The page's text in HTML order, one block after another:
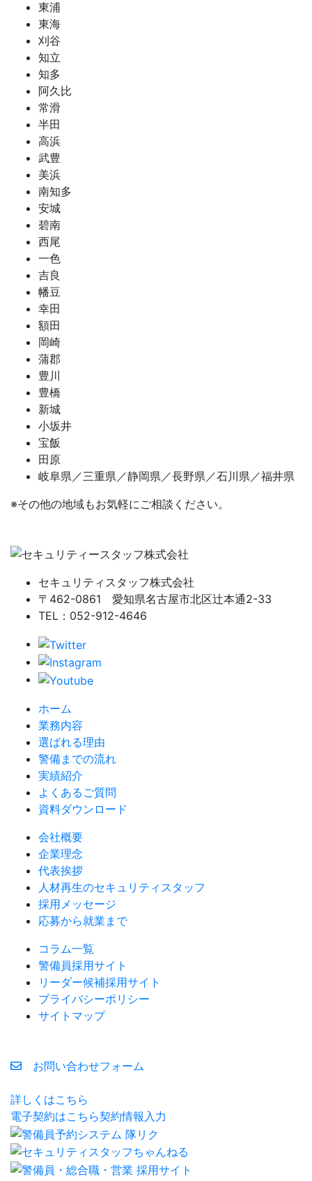
東浦
東海
刈谷
知立
知多
阿久比
常滑
半田
高浜
武豊
美浜
南知多
安城
碧南
西尾
一色
吉良
幡豆
幸田
額田
岡崎
蒲郡
豊川
豊橋
新城
小坂井
宝飯
田原
岐阜県／三重県／静岡県／長野県／石川県／福井県
※その他の地域もお気軽にご相談ください。
セキュリティスタッフ株式会社
〒462-0861 愛知県名古屋市北区辻本通2-33
TEL：052-912-4646
ホーム
業務内容
選ばれる理由
警備までの流れ
実績紹介
よくあるご質問
資料ダウンロード
会社概要
企業理念
代表挨拶
人材再生のセキュリティスタッフ
採用メッセージ
応募から就業まで
コラム一覧
警備員採用サイト
リーダー候補採用サイト
プライバシーポリシー
サイトマップ
お問い合わせフォーム
詳しくはこちら
電子契約はこちら契約情報入力